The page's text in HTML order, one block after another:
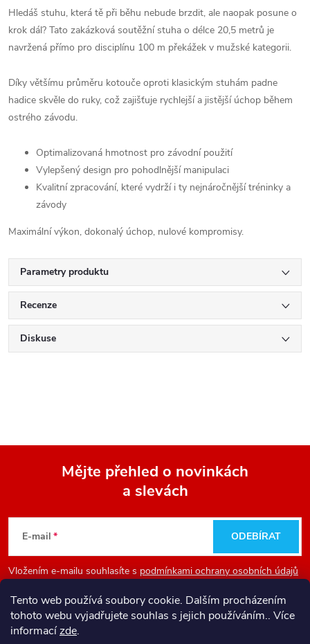
Tento web používá soubory cookie. Dalším procházením
tohoto webu vyjadřujete souhlas s jejich používáním.. Více
informacízde.
Hledáš stuhu, která tě při běhu nebude brzdit, ale naopak posune o
krok dál? Tato zakázková soutěžní stuha o délce 20,5 metrů je
navržená přímo pro disciplínu 100 m překážek v mužské kategorii.
Díky většímu průměru kotouče oproti klasickým stuhám padne
hadice skvěle do ruky, což zajišťuje rychlejší a jistější úchop během
ostrého závodu.
Optimalizovaná hmotnost pro závodní použití
Vylepšený design pro pohodlnější manipulaci
Kvalitní zpracování, které vydrží i ty nejnáročnější tréninky a
závody
Maximální výkon, dokonalý úchop, nulové kompromisy.
Parametry produktu
Recenze
Diskuse
p
a
Mějte přehled o novinkách
a slevách
E-mail
Vložením e-mailu souhlasíte s podmínkami ochrany osobních údajů
ODEBÍRAT
Informace pro vás